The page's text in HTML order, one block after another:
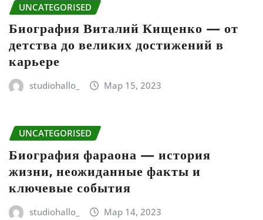
UNCATEGORISED
Биография Виталий Кищенко — от
детства до великих достижений в
карьере
studiohallo_ Мар 15, 2023
UNCATEGORISED
Биография фараона — история
жизни, неожиданные факты и
ключевые события
studiohallo_ Мар 14, 2023